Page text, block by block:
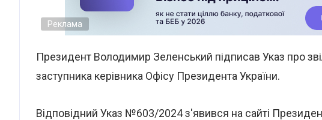
Реклама
Президент Володимир Зеленський підписав Указ про
заступника керівника Офісу Президента України.
Відповідний Указ №603/2024 з'явився на сайті